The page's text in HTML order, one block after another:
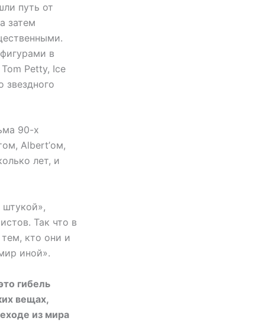
путь от
затем
в
Petty, Ice
звездного
90-х
Albert’ом,
лет, и
штукой»,
Так что в
кто они и
иной».
гибель
вещах,
из мира